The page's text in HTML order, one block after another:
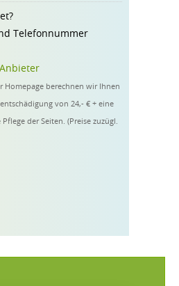
Telefonnummer
Homepage berechnen wir Ihnen
von 24,- € + eine
der Seiten. (Preise zuzügl.